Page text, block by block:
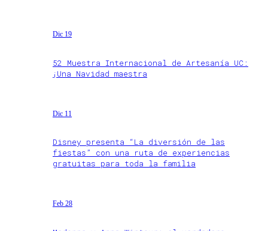
Dic 19
52 Muestra Internacional de Artesanía UC:
¡Una Navidad maestra
Dic 11
Disney presenta “La diversión de las
fiestas” con una ruta de experiencias
gratuitas para toda la familia
Feb 28